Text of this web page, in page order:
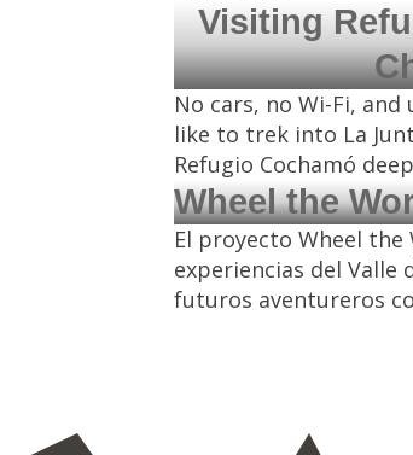
Visiting
No cars, no Wi-Fi,
like to trek into La
Refugio Cochamó
Wheel the
El proyecto Wheel
experiencias del Valle
futuros aventureros